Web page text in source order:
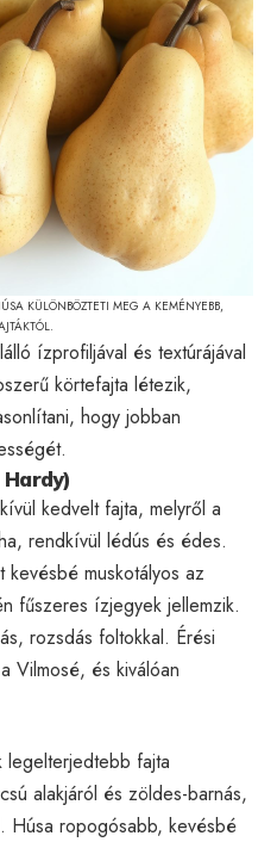
KÜLÖNBÖZTETI MEG A KEMÉNYEBB,
ízprofiljával és textúrájával
körtefajta létezik,
hogy jobban
kedvelt fajta, melyről a
rendkívül lédús és édes.
muskotályos az
fűszeres ízjegyek jellemzik.
rozsdás foltokkal. Érési
Vilmosé, és kiválóan
fajta
alakjáról és zöldes-barnás,
Húsa ropogósabb, kevésbé